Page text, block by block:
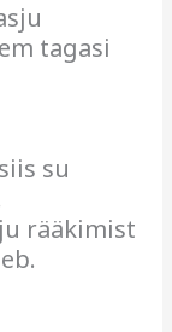
tagasi
su
rääkimist